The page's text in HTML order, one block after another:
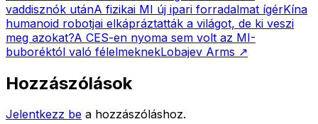
vaddisznók utánA fizikai MI új ipari forradalmat ígérKína
humanoid robotjai elkápráztatták a világot, de ki veszi
meg azokat?A CES-en nyoma sem volt az MI-
buboréktól való félelmeknekLobajev Arms ↗
Hozzászólások
Jelentkezz be a hozzászóláshoz.